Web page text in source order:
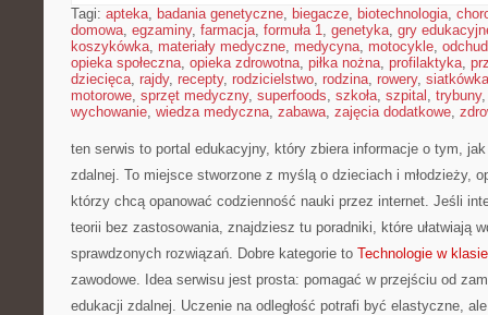
Tagi: apteka, badania genetyczne, biegacze, biotechnologia,
domowa, egzaminy, farmacja, formuła 1, genetyka, gry
koszykówka, materiały medyczne, medycyna, motocykle,
opieka społeczna, opieka zdrowotna, piłka nożna, profilaktyka,
dziecięca, rajdy, recepty, rodzicielstwo, rodzina, rowery, siatkówka
motorowe, sprzęt medyczny, superfoods, szkoła, szpital , trybuny
wychowanie, wiedza medyczna, zabawa, zajęcia dodatkowe,
ten serwis to portal edukacyjny, który zbiera informacje o tym,
zdalnej. To miejsce stworzone z myślą o dzieciach i młodzieży,
którzy chcą opanować codzienność nauki przez internet. Jeśli
teorii bez zastosowania, znajdziesz tu poradniki, które ułatwiają
sprawdzonych rozwiązań. Dobre kategorie to Technologie w klasie
zawodowe. Idea serwisu jest prosta: pomagać w przejściu od
edukacji zdalnej. Uczenie na odległość potrafi być elastyczne,